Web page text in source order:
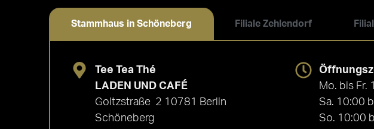
Stammhaus in Schöneberg Filiale Zehlendorf
Tee Tea Thé
LADEN UND CAFÉ
Goltzstraße 2 10781 Berlin
Schöneberg
Mo. bis Fr.
Sa. 10:00
So. 10:00